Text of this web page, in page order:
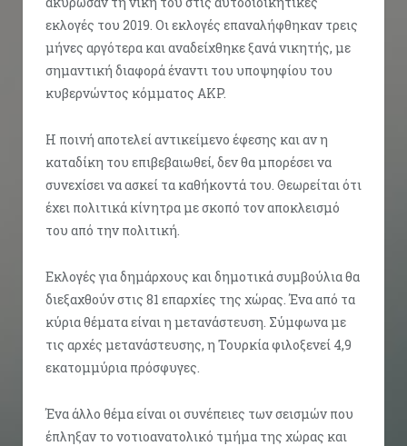
εκλογές του 2019. Οι εκλογές επαναλήφθηκαν τρεις
μήνες αργότερα και αναδείχθηκε ξανά νικητής, με
σημαντική διαφορά έναντι του υποψηφίου του
κυβερνώντος κόμματος AKP.
Η ποινή αποτελεί αντικείμενο έφεσης και αν η
καταδίκη του επιβεβαιωθεί, δεν θα μπορέσει να
συνεχίσει να ασκεί τα καθήκοντά του. Θεωρείται ότι
έχει πολιτικά κίνητρα με σκοπό τον αποκλεισμό
του από την πολιτική.
Εκλογές για δημάρχους και δημοτικά συμβούλια θα
διεξαχθούν στις 81 επαρχίες της χώρας. Ένα από τα
κύρια θέματα είναι η μετανάστευση. Σύμφωνα με
τις αρχές μετανάστευσης, η Τουρκία φιλοξενεί 4,9
εκατομμύρια πρόσφυγες.
Ένα άλλο θέμα είναι οι συνέπειες των σεισμών που
έπληξαν το νοτιοανατολικό τμήμα της χώρας και